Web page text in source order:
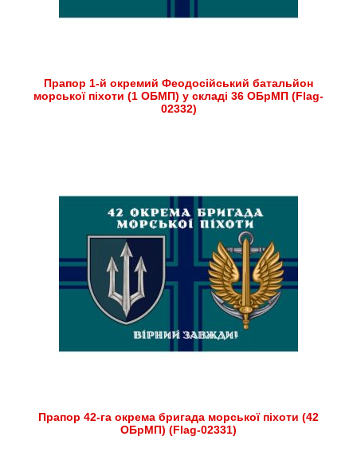
Прапор 1-й окремий Феодосійський батальйон
морської піхоти (1 ОБМП) у складі 36 ОБрМП (Flag-
02332)
Прапор 42-га окрема бригада морської піхоти (42
ОБрМП) (Flag-02331)